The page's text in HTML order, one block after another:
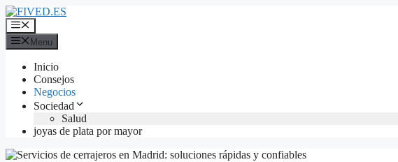
Skip
to
content
Menu
Menu
Inicio
Consejos
Negocios
Sociedad
Salud
joyas de plata por mayor